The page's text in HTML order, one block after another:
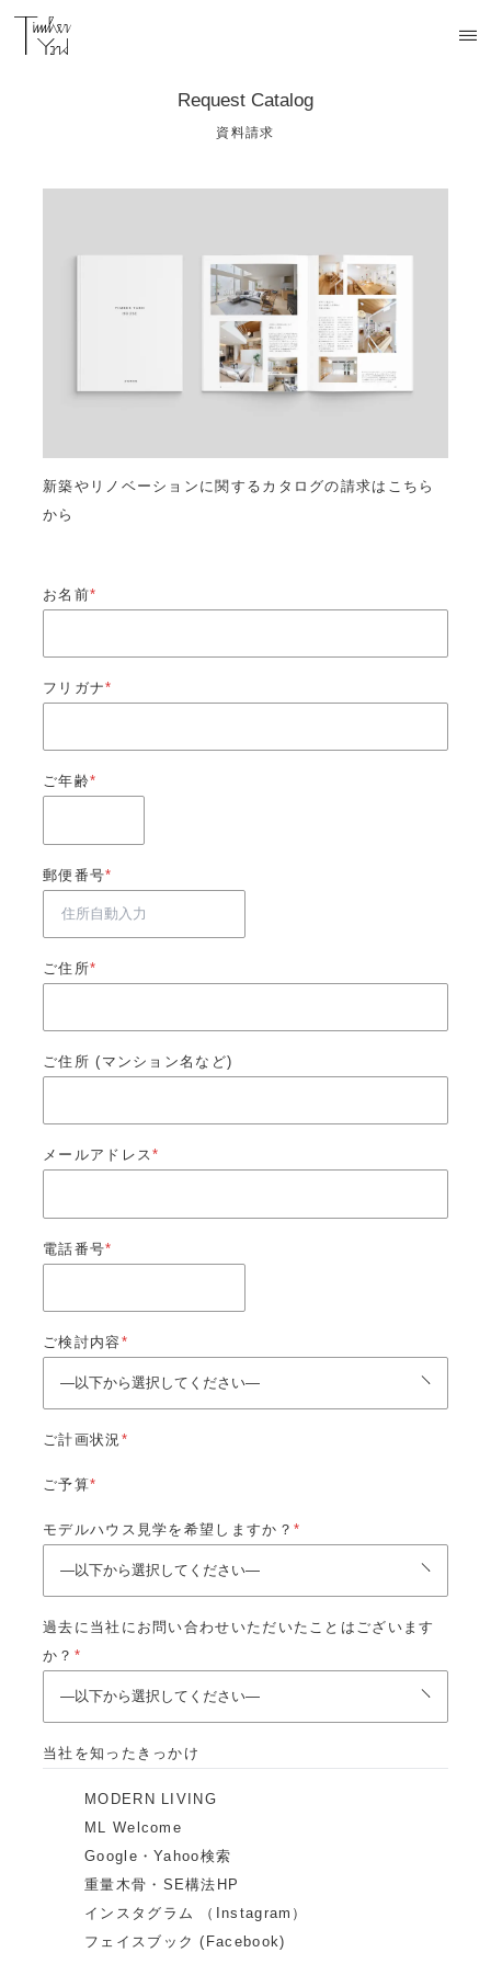
Request Catalog
資料請求
新築やリノベーションに関するカタログの請求はこちら
から
お名前*
フリガナ*
ご年齢*
郵便番号*
ご住所*
ご住所 (マンション名など)
メールアドレス*
電話番号*
ご検討内容 *
ご計画状況 *
ご予算*
モデルハウス見学を希望しますか？ *
過去に当社にお問い合わせいただいたことはございます
か？ *
当社を知ったきっかけ
MODERN LIVING
ML Welcome
Google・Yahoo検索
重量木骨・SE構法HP
インスタグラム （Instagram）
フェイスブック (Facebook)